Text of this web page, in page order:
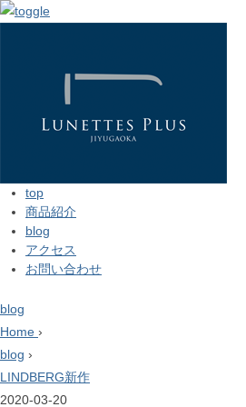
top
商品紹介
blog
アクセス
お問い合わせ
blog
Home ›
blog ›
LINDBERG新作
2020-03-20